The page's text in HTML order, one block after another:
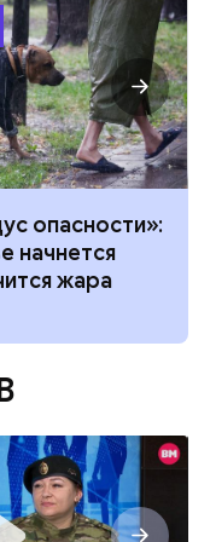
опасности»:
начнется
жара